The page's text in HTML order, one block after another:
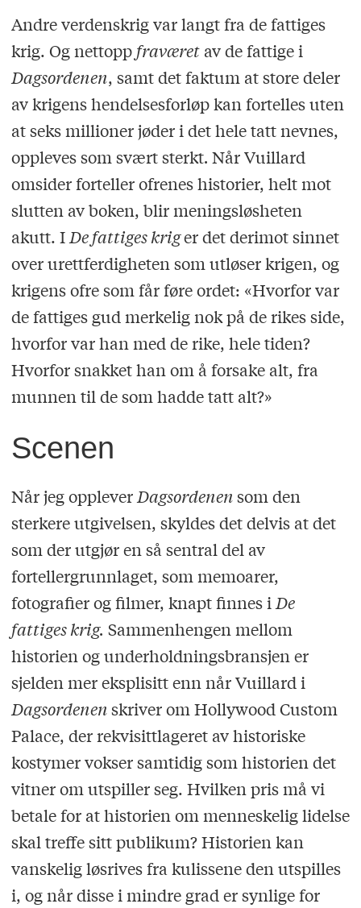
Andre verdenskrig var langt fra de fattiges
krig. Og nettopp fraværetav de fattige i
Dagsordenen, samt det faktum at store deler
av krigens hendelsesforløp kan fortelles uten
at seks millioner jøder i det hele tatt nevnes,
oppleves som svært sterkt. Når Vuillard
omsider forteller ofrenes historier, helt mot
slutten av boken, blir meningsløsheten
akutt. I De fattiges kriger det derimot sinnet
over urettferdigheten som utløser krigen, og
krigens ofre som får føre ordet: «Hvorfor var
de fattiges gud merkelig nok på de rikes side,
hvorfor var han med de rike, hele tiden?
Hvorfor snakket han om å forsake alt, fra
munnen til de som hadde tatt alt?»
Scenen
Når jeg opplever Dagsordenensom den
sterkere utgivelsen, skyldes det delvis at det
som der utgjør en så sentral del av
fortellergrunnlaget, som memoarer,
fotografier og filmer, knapt finnes i De
fattiges krig. Sammenhengen mellom
historien og underholdningsbransjen er
sjelden mer eksplisitt enn når Vuillard i
Dagsordenenskriver om Hollywood Custom
Palace, der rekvisittlageret av historiske
kostymer vokser samtidig som historien det
vitner om utspiller seg. Hvilken pris må vi
betale for at historien om menneskelig lidelse
skal treffe sitt publikum? Historien kan
vanskelig løsrives fra kulissene den utspilles
i, og når disse i mindre grad er synlige for